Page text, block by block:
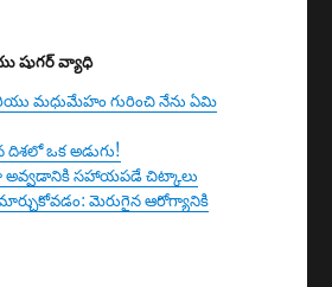
షుగర్ వ్యాధి
మధుమేహం గురించి నేను ఏమి
ఒక అడుగు!
అవ్వడానికి సహాయపడే చిట్కాలు
మెరుగైన ఆరోగ్యానికి